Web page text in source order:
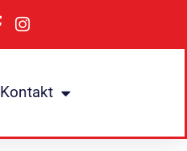
Kontakt